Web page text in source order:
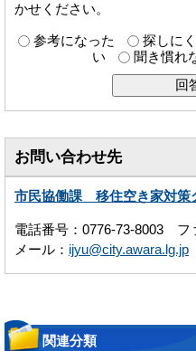
かせください。
参考になった 探しに
い
聞き慣れ
お問い合わせ先
市民協働課 移住空き家対策
電話番号：0776-73-8003 フ
メール： ijyu@city.awara.lg.jp
関連分類